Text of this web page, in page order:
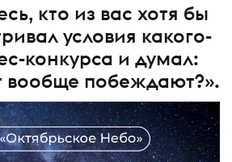
кто из вас хотя бы
условия какого-
конкурса и думал:
вообще побеждают?».